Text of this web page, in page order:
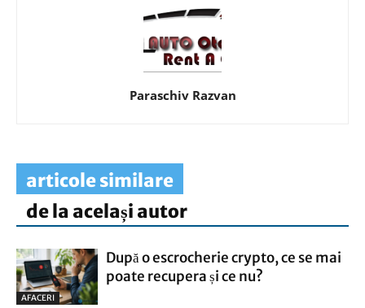
Paraschiv Razvan
articole similare
de la același autor
AFACERI
După o escrocherie crypto, ce se mai
poate recupera și ce nu?